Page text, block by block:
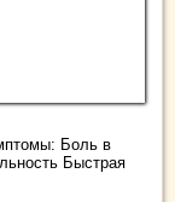
Боль в
Быстрая